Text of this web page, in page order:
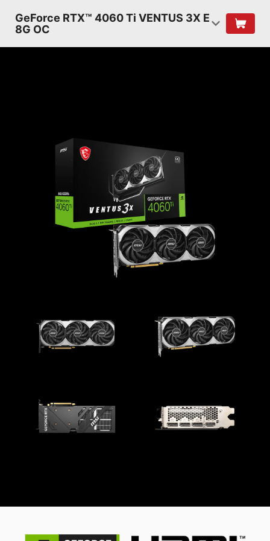
GeForce RTX™ 4060 Ti VENTUS 3X E
8G OC